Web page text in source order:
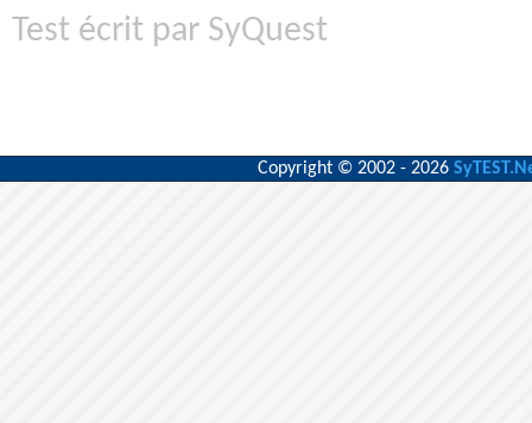
Test écrit par SyQuest
Copyright © 2002 - 2026